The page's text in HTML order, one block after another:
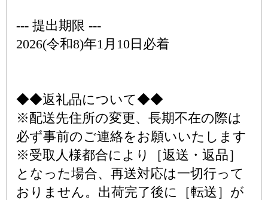
--- 提出期限 ---
2026(令和8)年1月10日必着
◆◆返礼品について◆◆
※配送先住所の変更、長期不在の際は
必ず事前のご連絡をお願いいたします
※受取人様都合により［返送・返品］
となった場合、再送対応は一切行って
おりません。出荷完了後に［転送］が